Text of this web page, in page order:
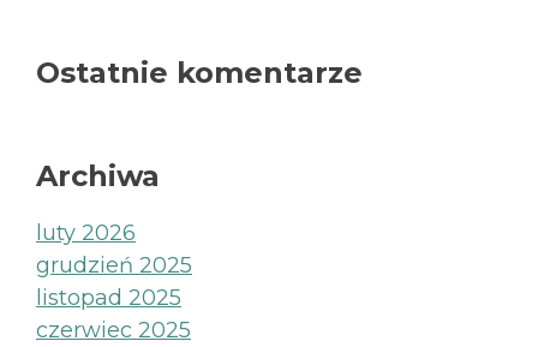
Ostatnie komentarze
Archiwa
luty 2026
grudzień 2025
listopad 2025
czerwiec 2025